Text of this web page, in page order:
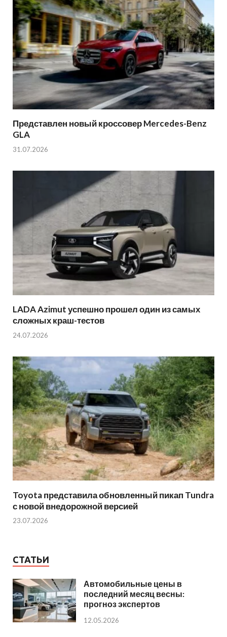
Представлен новый кроссовер Mercedes-Benz
GLA
31.07.2026
LADA Azimut успешно прошел один из самых
сложных краш-тестов
24.07.2026
Toyota представила обновленный пикап Tundra
с новой внедорожной версией
23.07.2026
СТАТЬИ
Автомобильные цены в
последний месяц весны:
прогноз экспертов
12.05.2026